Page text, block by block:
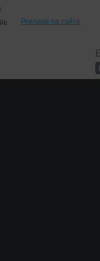
Реклама на сайте